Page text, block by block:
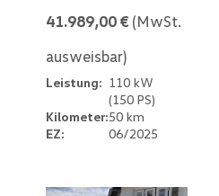
41.989,00 € (MwSt.
ausweisbar)
Leistung: 110 kW
(150 PS)
Kilometer:50 km
EZ:
06/2025